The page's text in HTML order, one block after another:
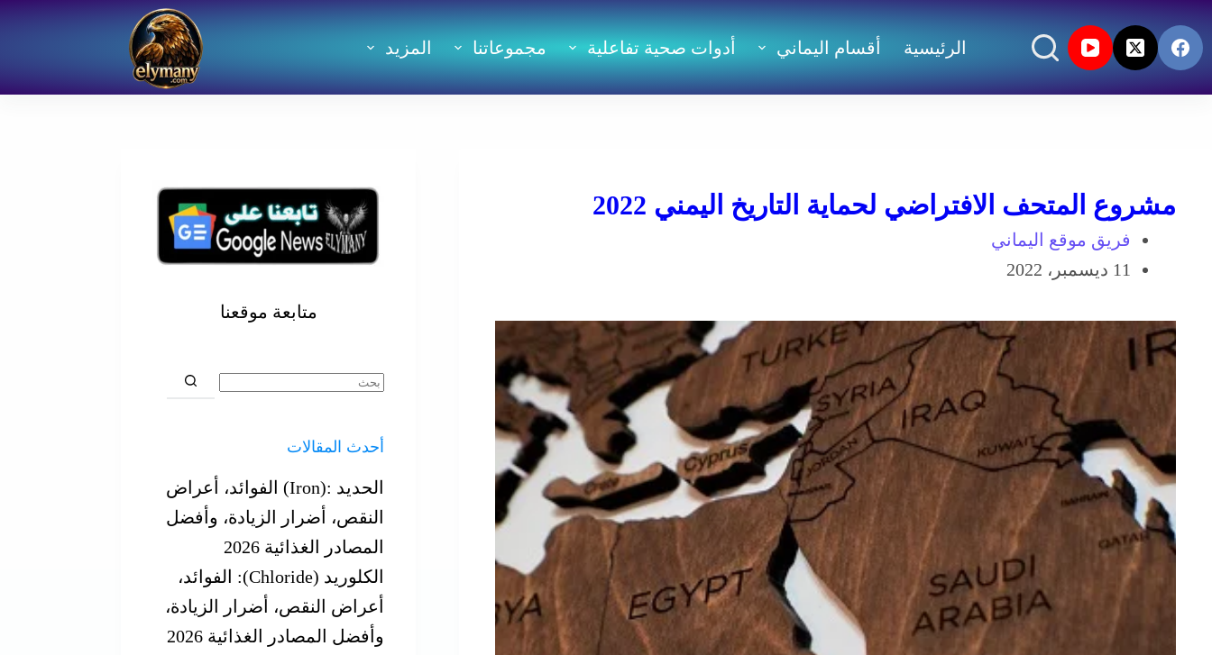
الرئيسية أقسام اليماني أدوات صحية تفاعلية مجموعاتنا المزيد
مشروع المتحف الافتراضي لحماية التاريخ اليمني 2022
فريق موقع اليماني
11 ديسمبر، 2022
متابعة موقعنا
أحدث المقالات
الحديد‎ (Iron): ‎الفوائد، أعراض
النقص، أضرار الزيادة، وأفضل
المصادر الغذائية 2026
الكلوريد (Chloride): الفوائد،
أعراض النقص، أضرار الزيادة،
وأفضل المصادر الغذائية 2026